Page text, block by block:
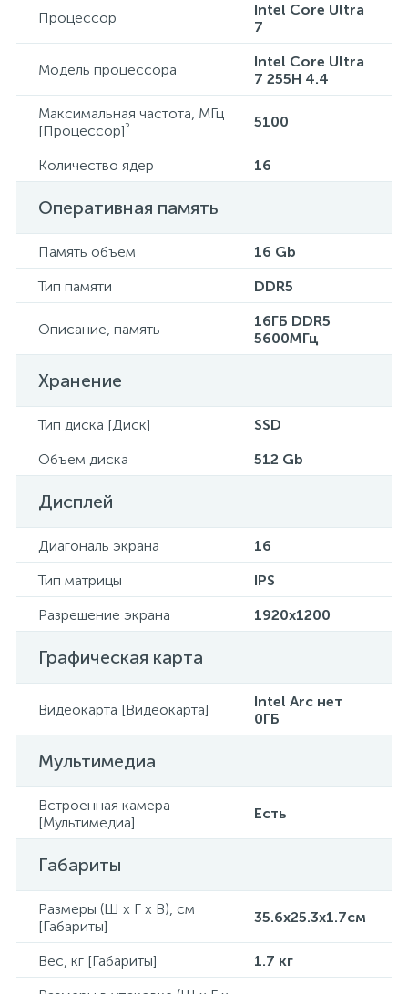
Процессор
Intel Core Ultra
7
Модель процессора
Intel Core Ultra
7 255H 4.4
Максимальная частота, МГц
[Процессор]? 5100
Количество ядер 16
Оперативная память
Память объем
16 Gb
Тип памяти
DDR5
Описание, память
16ГБ DDR5
5600МГц
Хранение
Тип диска [Диск]
SSD
Объем диска
512 Gb
Дисплей
Диагональ экрана
16
Тип матрицы
IPS
Разрешение экрана
1920x1200
Графическая карта
Видеокарта [Видеокарта]
Intel Arc нет
0ГБ
Мультимедиа
Встроенная камера
[Мультимедиа]
Есть
Габариты
Размеры (Ш x Г x В), см
[Габариты]
35.6x25.3x1.7см
Вес, кг [Габариты]
1.7 кг